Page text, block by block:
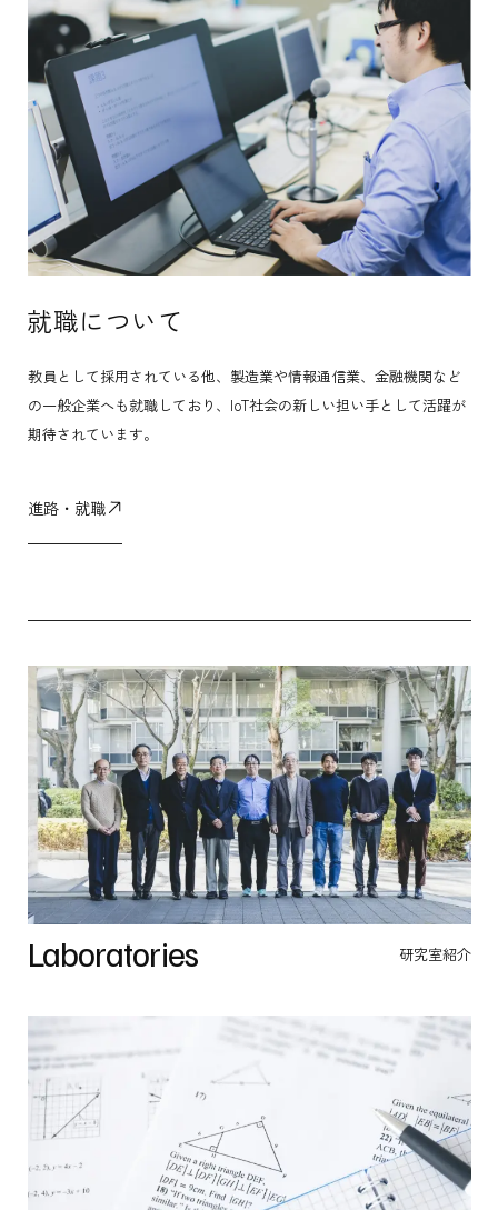
就職について
教員として採用されている他、製造業や情報通信業、金融機関など
の一般企業へも就職しており、IoT社会の新しい担い手として活躍が
期待されています。
進路・就職
研究室紹介